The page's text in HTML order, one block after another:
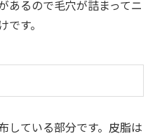
あるので毛穴が詰まってニ
す。
している部分です。皮脂は